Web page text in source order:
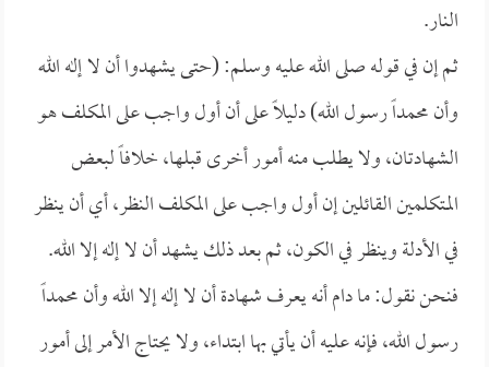
النار.
ثم إن في قوله صلى الله عليه وسلم: (حتى يشهدوا أن لا إله الله
وأن محمداً رسول الله) دليلاً على أن أول واجب على المكلف هو
الشهادتان، ولا يطلب منه أمور أخرى قبلها، خلافاً لبعض
المتكلمين القائلين إن أول واجب على المكلف النظر، أي أن ينظر
في الأدلة وينظر في الكون، ثم بعد ذلك يشهد أن لا إله إلا الله.
فنحن نقول: ما دام أنه يعرف شهادة أن لا إله إلا الله وأن محمداً
رسول الله، فإنه عليه أن يأتي بها ابتداء، ولا يحتاج الأمر إلى أمور